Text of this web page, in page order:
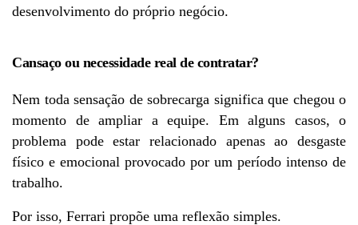
desenvolvimento do próprio negócio.
Cansaço ou necessidade real de contratar?
Nem toda sensação de sobrecarga significa que chegou o
momento de ampliar a equipe. Em alguns casos, o
problema pode estar relacionado apenas ao desgaste
físico e emocional provocado por um período intenso de
trabalho.
Por isso, Ferrari propõe uma reflexão simples.